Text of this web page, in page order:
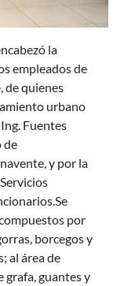
la
empleados de
de quienes
urbano
Fuentes
de
y por la
por
borcegos y
al área de
grafa, guantes y